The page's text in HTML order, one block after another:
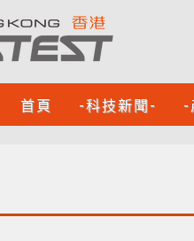
首頁 -科技新聞- -